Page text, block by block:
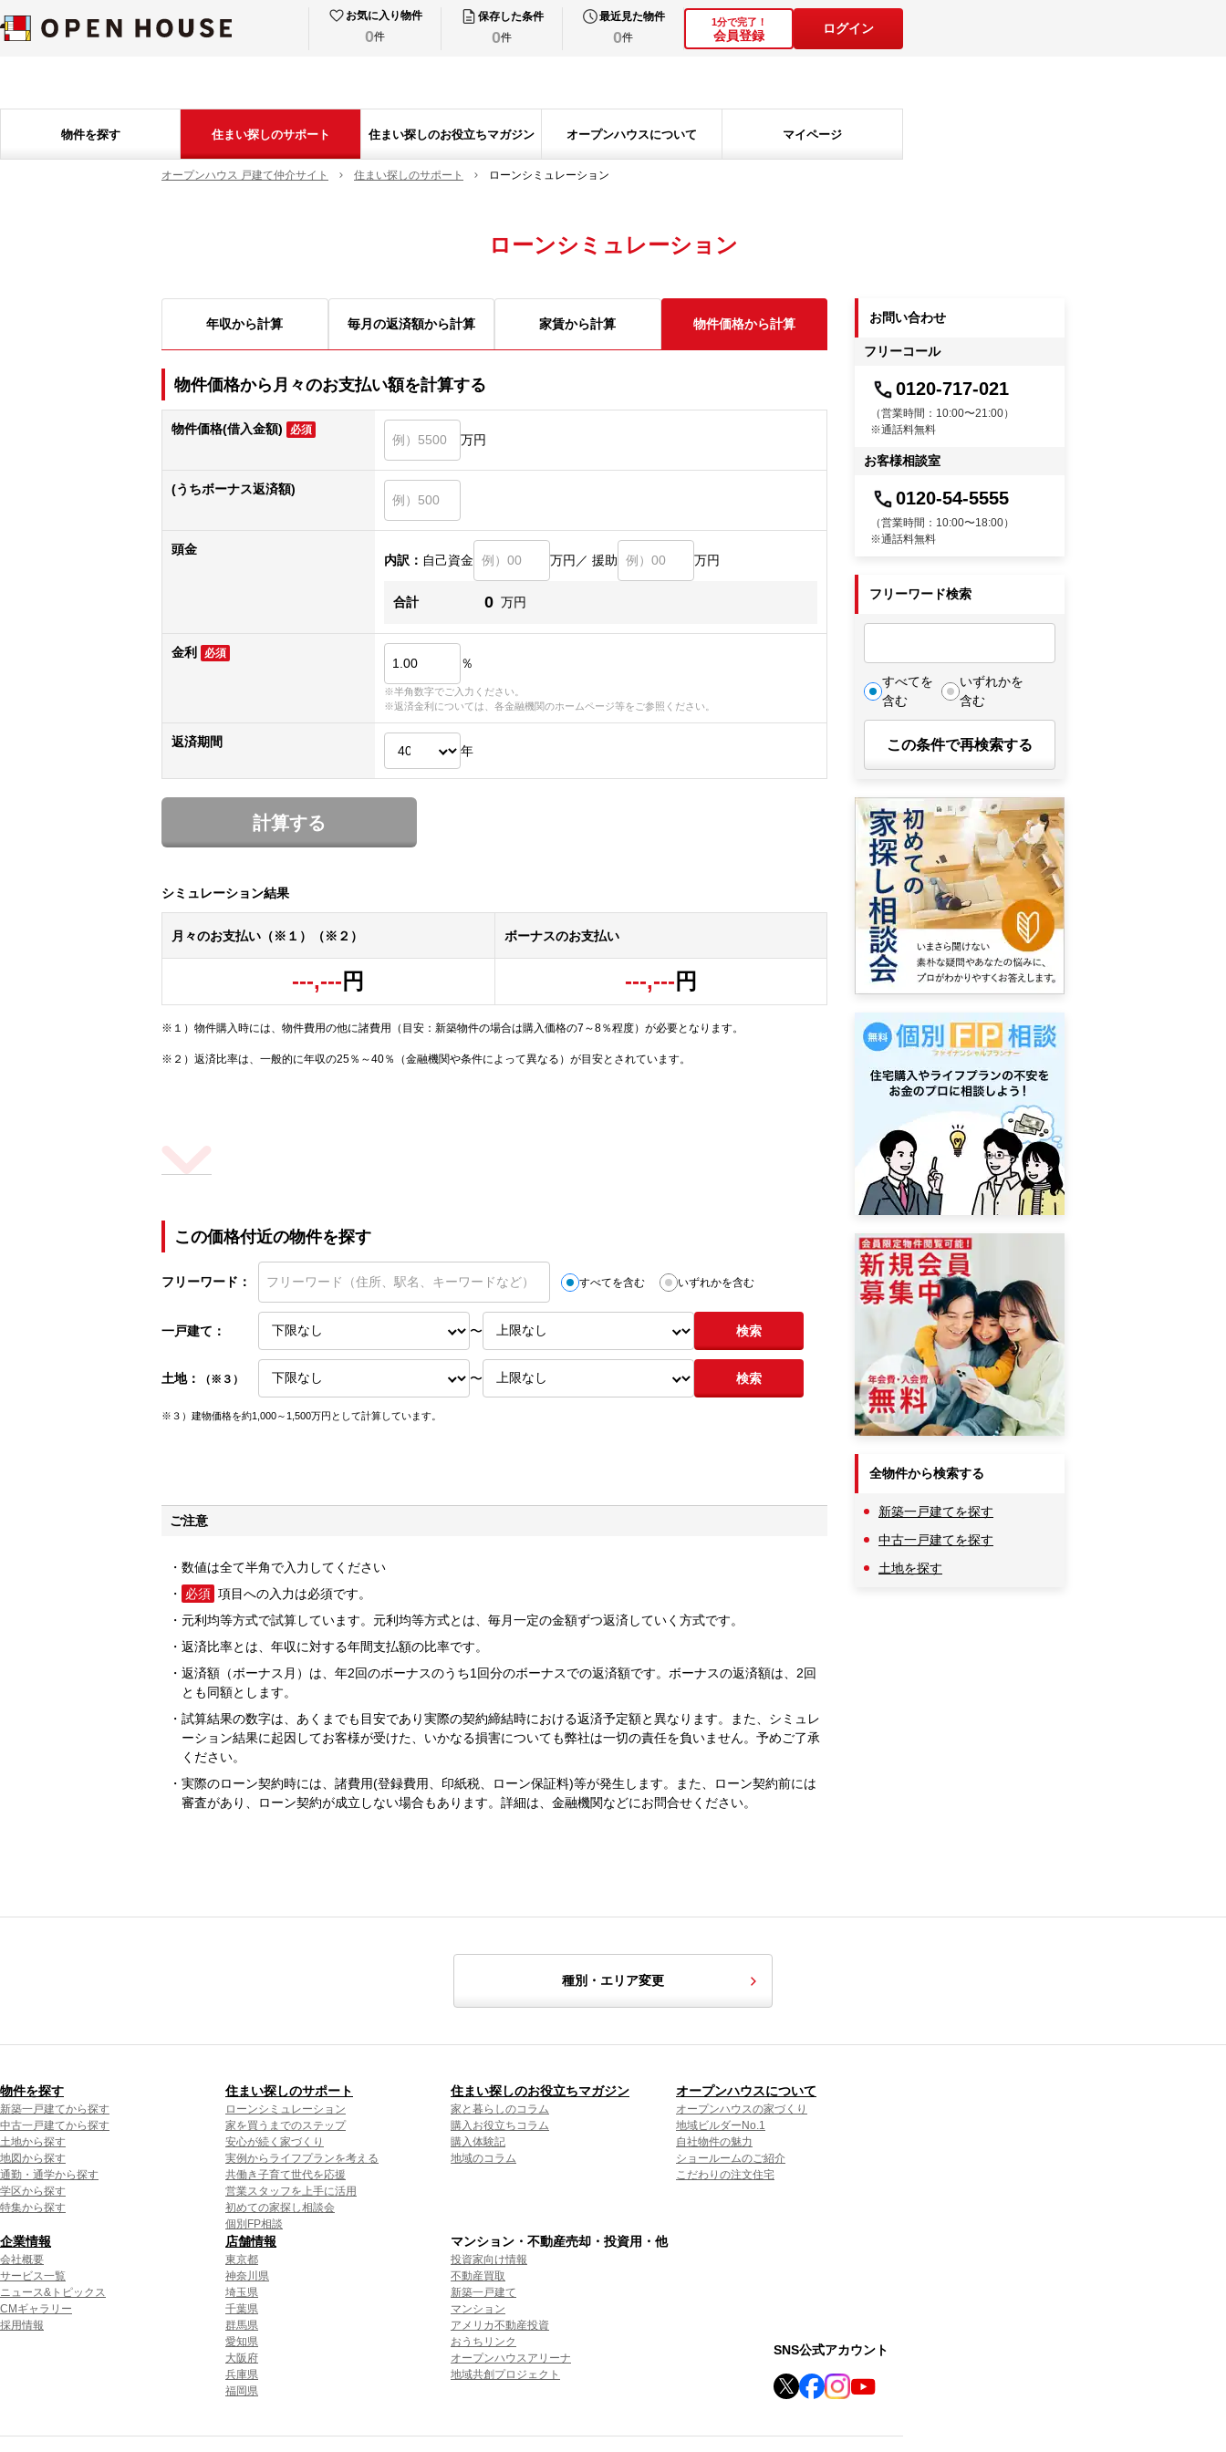
お気に入り物件
0件
保存した条件
0件
最近見た物件
0件
1分で完了！
会員登録
ログイン
物件を探す 住まい探しのサポート 住まい探しのお役立ちマガジン オープンハウスについて マイページ
オープンハウス 戸建て仲介サイト 住まい探しのサポート ローンシミュレーション
ローンシミュレーション
年収から計算 毎月の返済額から計算 家賃から計算 物件価格から計算
物件価格から月々のお支払い額を計算する
物件価格(借入金額) 必須
万円
(うちボーナス返済額)
頭金
内訳： 自己資金 万円／ 援助 万円
合計 0 万円
金利 必須
％
※半角数字でご入力ください。
※返済金利については、各金融機関のホームページ等をご参照ください。
返済期間
年
計算する
シミュレーション結果
月々のお支払い（※１）（※２）
---,--- 円
ボーナスのお支払い
---,--- 円
※１）物件購入時には、物件費用の他に諸費用（目安：新築物件の場合は購入価格の7～8％程度）が必要となります。
※２）返済比率は、一般的に年収の25％～40％（金融機関や条件によって異なる）が目安とされています。
この価格付近の物件を探す
フリーワード： すべてを含む いずれかを含む
一戸建て： 〜 検索
土地： （※３） 〜 検索
※３）建物価格を約1,000～1,500万円として計算しています。
ご注意
数値は全て半角で入力してください
必須 項目への入力は必須です。
元利均等方式で試算しています。元利均等方式とは、毎月一定の金額ずつ返済していく方式です。
返済比率とは、年収に対する年間支払額の比率です。
返済額（ボーナス月）は、年2回のボーナスのうち1回分のボーナスでの返済額です。ボーナスの返済額は、2回
とも同額とします。
試算結果の数字は、あくまでも目安であり実際の契約締結時における返済予定額と異なります。また、シミュレ
ーション結果に起因してお客様が受けた、いかなる損害についても弊社は一切の責任を負いません。予めご了承
ください。
実際のローン契約時には、諸費用(登録費用、印紙税、ローン保証料)等が発生します。また、ローン契約前には
審査があり、ローン契約が成立しない場合もあります。詳細は、金融機関などにお問合せください。
お問い合わせ
フリーコール
0120-717-021
（営業時間：10:00〜21:00）
※通話料無料
お客様相談室
0120-54-5555
（営業時間：10:00〜18:00）
※通話料無料
フリーワード検索
すべてを
含む
いずれかを
含む
この条件で再検索する
全物件から検索する
新築一戸建てを探す
中古一戸建てを探す
土地を探す
種別・エリア変更
物件を探す
新築一戸建てから探す
中古一戸建てから探す
土地から探す
地図から探す
通勤・通学から探す
学区から探す
特集から探す
住まい探しのサポート
ローンシミュレーション
家を買うまでのステップ
安心が続く家づくり
実例からライフプランを考える
共働き子育て世代を応援
営業スタッフを上手に活用
初めての家探し相談会
個別FP相談
住まい探しのお役立ちマガジン
家と暮らしのコラム
購入お役立ちコラム
購入体験記
地域のコラム
オープンハウスについて
オープンハウスの家づくり
地域ビルダーNo.1
自社物件の魅力
ショールームのご紹介
こだわりの注文住宅
企業情報
会社概要
サービス一覧
ニュース&トピックス
CMギャラリー
採用情報
店舗情報
東京都
神奈川県
埼玉県
千葉県
群馬県
愛知県
大阪府
兵庫県
福岡県
マンション・不動産売却・投資用・他
投資家向け情報
不動産買取
新築一戸建て
マンション
アメリカ不動産投資
おうちリンク
オープンハウスアリーナ
地域共創プロジェクト
SNS公式アカウント